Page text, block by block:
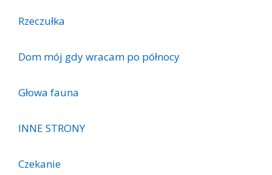
Rzeczułka
Dom mój gdy wracam po północy
Głowa fauna
INNE STRONY
Czekanie